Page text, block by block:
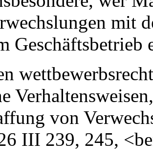
mit
Geschäftsbetrieb
von
III 239, 245,